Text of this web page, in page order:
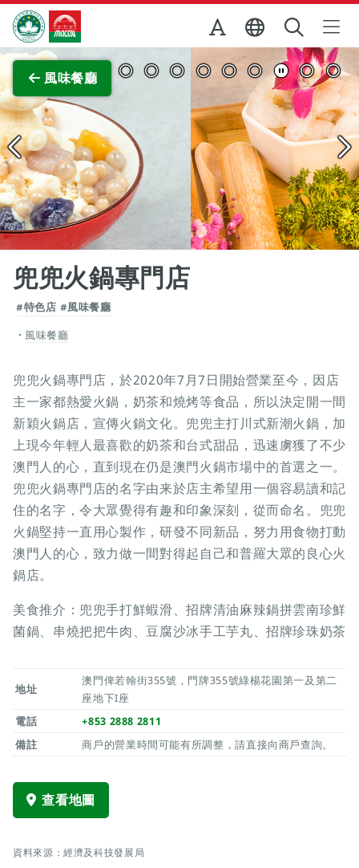
跳至主内容
澳門特別行政區政府旅遊局
風味餐廳
兜兜火鍋專門店
#特色店 #風味餐廳
風味餐廳
兜兜火鍋專門店，於2020年7月7日開始營業至今，因店
主一家都熱愛火鍋，奶茶和燒烤等食品，所以決定開一間
新穎火鍋店，宣傳火鍋文化。兜兜主打川式新潮火鍋，加
上現今年輕人最喜歡的奶茶和台式甜品，迅速虜獲了不少
澳門人的心，直到現在仍是澳門火鍋市場中的首選之一。
兜兜火鍋專門店的名字由来於店主希望用一個容易讀和記
住的名字，令大眾覺得有趣和印象深刻，從而命名。兜兜
火鍋堅持一直用心製作，研發不同新品，努力用食物打動
澳門人的心，致力做一間對得起自己和普羅大眾的良心火
鍋店。
美食推介：兜兜手打鮮蝦滑、招牌清油麻辣鍋拼雲南珍鮮
菌鍋、串燒把把牛肉、豆腐沙冰手工芋丸、招牌珍珠奶茶
地址
澳門俾若翰街355號，門牌355號綠楊花園第一及第二
座地下I座
電話
+853 2888 2811
備註
商戶的營業時間可能有所調整，請直接向商戶查詢。
查看地圖
資料來源：經濟及科技發展局